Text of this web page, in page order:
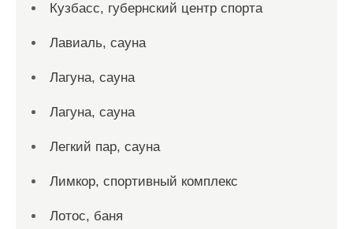
Кузбасс, губернский центр спорта
Лавиаль, сауна
Лагуна, сауна
Лагуна, сауна
Легкий пар, сауна
Лимкор, спортивный комплекс
Лотос, баня